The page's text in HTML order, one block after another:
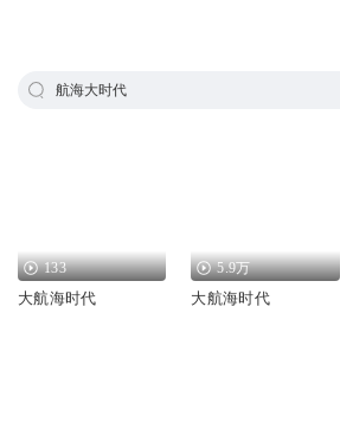
航海大时代
133
大航海时代
5.9万
大航海时代